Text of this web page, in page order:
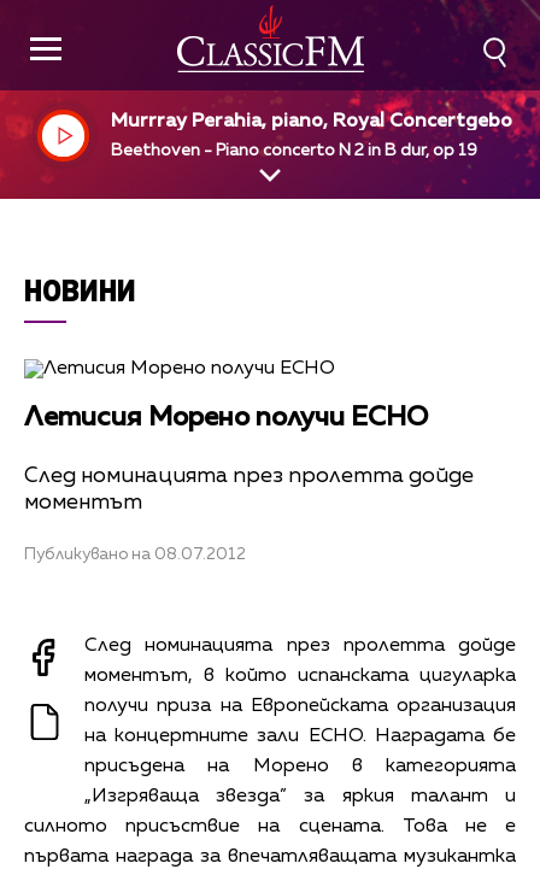
Murrray Perahia, piano, Royal Concertgebouw
Orcestra, Amsterdam, Bernard Haitink, dir
Beethoven - Piano concerto N 2 in B dur, op 19
НОВИНИ
Летисия Морено получи ЕCHO
След номинацията през пролетта дойде
моментът
Публикувано на 08.07.2012
След номинацията през пролетта дойде
моментът, в който испанската цигуларка
получи приза на Европейската организация
на концертните зали ЕCHO. Наградата бе
присъдена на Морено в категорията
„Изгряваща звезда” за яркия талант и
силното присъствие на сцената. Това не е
първата награда за впечатляващата музикантка